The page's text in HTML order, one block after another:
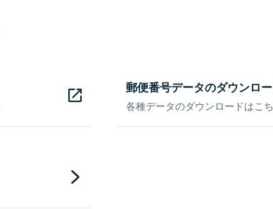
郵便番号データのダウンロ
各種データのダウンロードはこ